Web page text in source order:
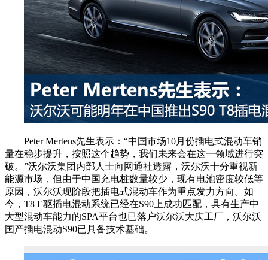
Peter Mertens先生表示：“中国市场10月份插电式混动车销
量在稳步提升，按照这个趋势，我们未来会在这一领域进行突
破。”沃尔沃集团内部人士向网通社透露，沃尔沃十分重视新
能源市场，但由于中国充电桩数量较少，现有电池密度较低等
原因，沃尔沃现阶段把插电式混动车作为重点发力方向。如
今，T8 E驱插电混动系统已经在S90上成功匹配，具有生产中
大型混动车能力的SPA平台也已落户沃尔沃大庆工厂，沃尔沃
国产插电混动S90已具备技术基础。